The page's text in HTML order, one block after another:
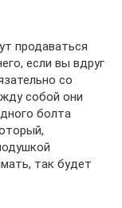
продаваться
если вы вдруг
со
собой они
болта
так будет